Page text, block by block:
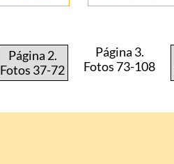
Página 2.
Fotos 37-72
Página 3.
Fotos 73-108